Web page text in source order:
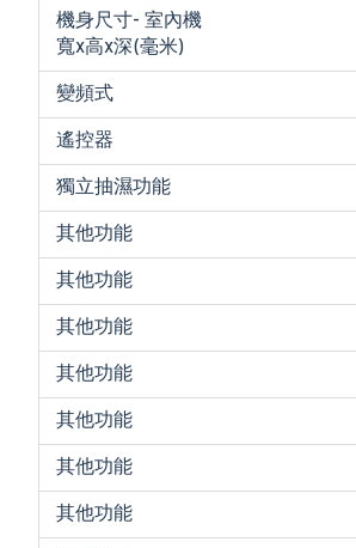
機身尺寸- 室內機
寬x高x深(毫米)
變頻式
遙控器
獨立抽濕功能
其他功能
其他功能
其他功能
其他功能
其他功能
其他功能
其他功能